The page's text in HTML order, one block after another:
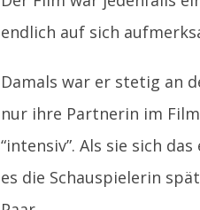
endlich auf sich
Damals war er stetig an
nur ihre Partnerin im
“intensiv”. Als sie sich
es die Schauspielerin